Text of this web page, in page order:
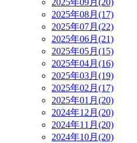
2025年09月(20)
2025年08月(17)
2025年07月(22)
2025年06月(21)
2025年05月(15)
2025年04月(16)
2025年03月(19)
2025年02月(17)
2025年01月(20)
2024年12月(20)
2024年11月(20)
2024年10月(20)